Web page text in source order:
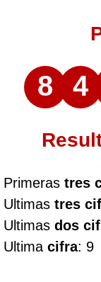
8 4
Primeras tres
Ultimas tres
Ultimas dos
Ultima cifra: 9